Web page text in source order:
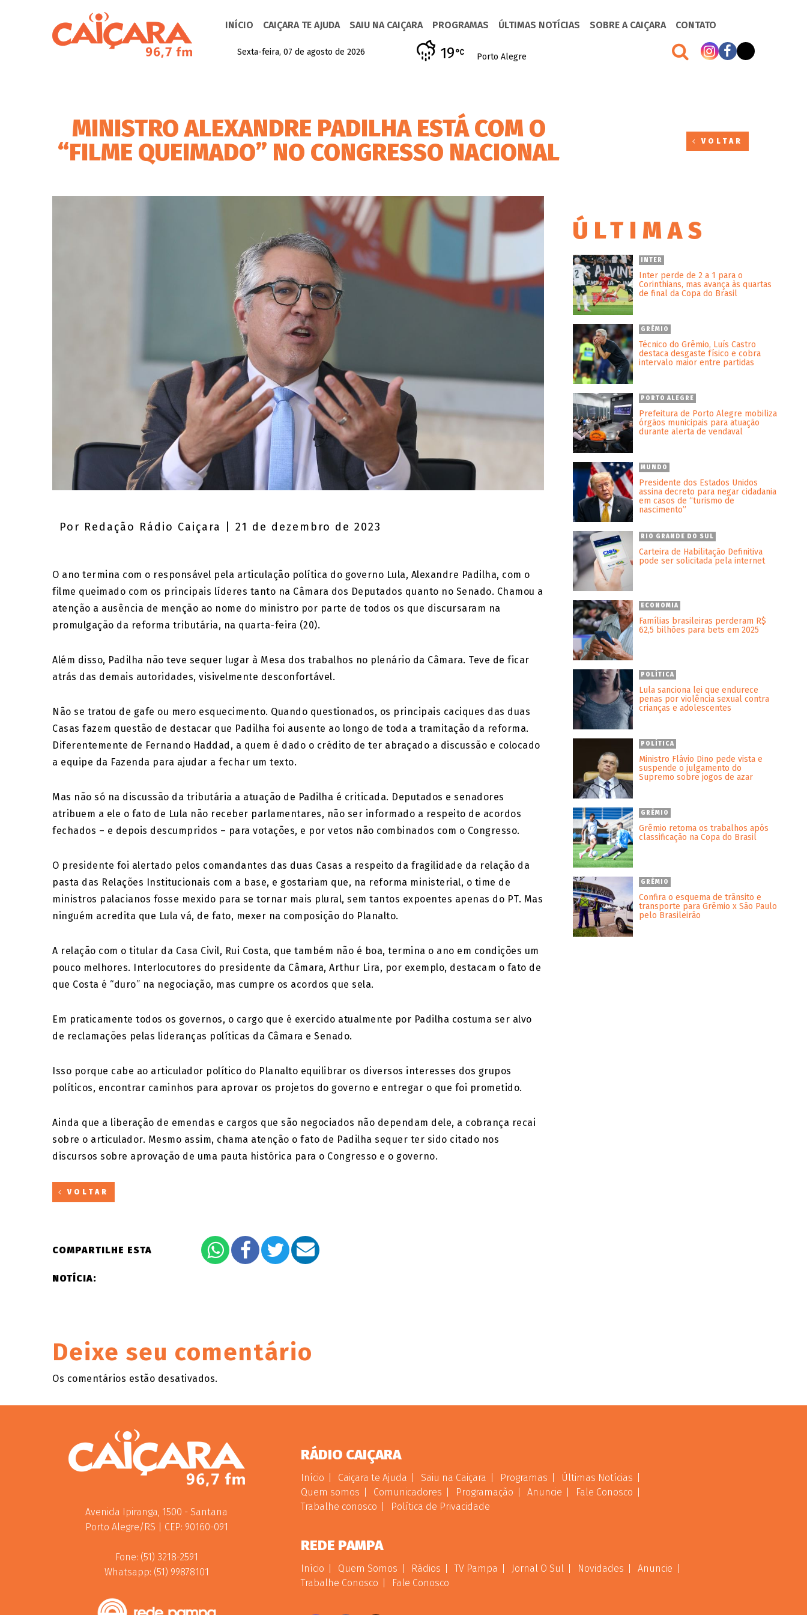
INÍCIO CAIÇARA TE AJUDA SAIU NA CAIÇARA PROGRAMAS ÚLTIMAS NOTÍCIAS SOBRE A CAIÇARA CONTATO
Sexta-feira, 07 de agosto de 2026 Porto Alegre
19
VOLTAR
MINISTRO ALEXANDRE PADILHA ESTÁ COM O
“FILME QUEIMADO” NO CONGRESSO NACIONAL
Por Redação Rádio Caiçara | 21 de dezembro de 2023
O ano termina com o responsável pela articulação política do governo Lula, Alexandre Padilha, com o
filme queimado com os principais líderes tanto na Câmara dos Deputados quanto no Senado. Chamou a
atenção a ausência de menção ao nome do ministro por parte de todos os que discursaram na
promulgação da reforma tributária, na quarta-feira (20).
Além disso, Padilha não teve sequer lugar à Mesa dos trabalhos no plenário da Câmara. Teve de ficar
atrás das demais autoridades, visivelmente desconfortável.
Não se tratou de gafe ou mero esquecimento. Quando questionados, os principais caciques das duas
Casas fazem questão de destacar que Padilha foi ausente ao longo de toda a tramitação da reforma.
Diferentemente de Fernando Haddad, a quem é dado o crédito de ter abraçado a discussão e colocado
a equipe da Fazenda para ajudar a fechar um texto.
Mas não só na discussão da tributária a atuação de Padilha é criticada. Deputados e senadores
atribuem a ele o fato de Lula não receber parlamentares, não ser informado a respeito de acordos
fechados – e depois descumpridos – para votações, e por vetos não combinados com o Congresso.
O presidente foi alertado pelos comandantes das duas Casas a respeito da fragilidade da relação da
pasta das Relações Institucionais com a base, e gostariam que, na reforma ministerial, o time de
ministros palacianos fosse mexido para se tornar mais plural, sem tantos expoentes apenas do PT. Mas
ninguém acredita que Lula vá, de fato, mexer na composição do Planalto.
A relação com o titular da Casa Civil, Rui Costa, que também não é boa, termina o ano em condições um
pouco melhores. Interlocutores do presidente da Câmara, Arthur Lira, por exemplo, destacam o fato de
que Costa é “duro” na negociação, mas cumpre os acordos que sela.
Em praticamente todos os governos, o cargo que é exercido atualmente por Padilha costuma ser alvo
de reclamações pelas lideranças políticas da Câmara e Senado.
Isso porque cabe ao articulador político do Planalto equilibrar os diversos interesses dos grupos
políticos, encontrar caminhos para aprovar os projetos do governo e entregar o que foi prometido.
Ainda que a liberação de emendas e cargos que são negociados não dependam dele, a cobrança recai
sobre o articulador. Mesmo assim, chama atenção o fato de Padilha sequer ter sido citado nos
discursos sobre aprovação de uma pauta histórica para o Congresso e o governo.
VOLTAR
COMPARTILHE ESTA
NOTÍCIA:
Deixe seu comentário
Os comentários estão desativados.
ÚLTIMAS
INTER
Inter perde de 2 a 1 para o
Corinthians, mas avança às quartas
de final da Copa do Brasil
GRÊMIO
Técnico do Grêmio, Luís Castro
destaca desgaste físico e cobra
intervalo maior entre partidas
PORTO ALEGRE
Prefeitura de Porto Alegre mobiliza
órgãos municipais para atuação
durante alerta de vendaval
MUNDO
Presidente dos Estados Unidos
assina decreto para negar cidadania
em casos de “turismo de
nascimento”
RIO GRANDE DO SUL
Carteira de Habilitação Definitiva
pode ser solicitada pela internet
ECONOMIA
Famílias brasileiras perderam R$
62,5 bilhões para bets em 2025
POLÍTICA
Lula sanciona lei que endurece
penas por violência sexual contra
crianças e adolescentes
POLÍTICA
Ministro Flávio Dino pede vista e
suspende o julgamento do
Supremo sobre jogos de azar
GRÊMIO
Grêmio retoma os trabalhos após
classificação na Copa do Brasil
GRÊMIO
Confira o esquema de trânsito e
transporte para Grêmio x São Paulo
pelo Brasileirão
Avenida Ipiranga, 1500 - Santana
Porto Alegre/RS | CEP: 90160-091
Fone: (51) 3218-2591
Whatsapp: (51) 99878101
RÁDIO CAIÇARA
Início Caiçara te Ajuda Saiu na Caiçara Programas
Últimas Notícias
Quem somos
Comunicadores Programação Anuncie
Fale Conosco
Trabalhe conosco
Política de Privacidade
REDE PAMPA
Início Quem Somos Rádios TV Pampa Jornal O Sul Novidades
Anuncie
Trabalhe Conosco
Fale Conosco